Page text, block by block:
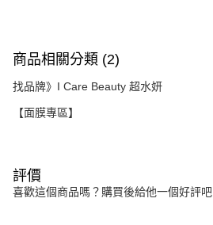
商品相關分類 (2)
找品牌》I Care Beauty 超水妍
【面膜專區】
評價
喜歡這個商品嗎？購買後給他一個好評吧